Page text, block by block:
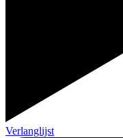
Verlanglijst